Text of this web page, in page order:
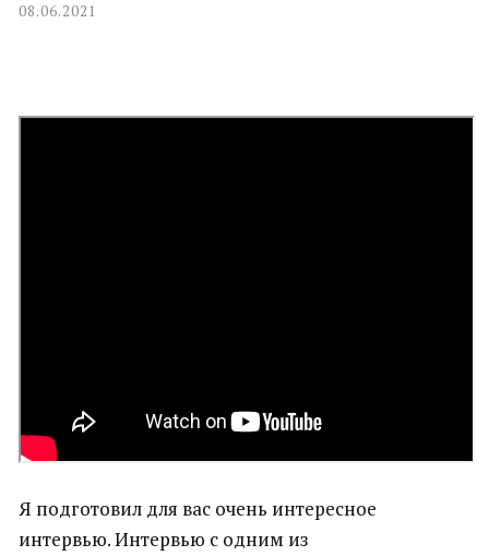
08.06.2021
Я подготовил для вас очень интересное
интервью. Интервью с одним из